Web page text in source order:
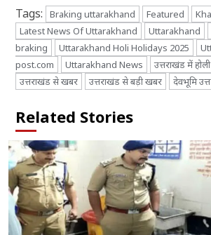
Tags: Braking uttarakhand Featured
Latest News Of Uttarakhand
Uttarakhand
braking
Uttarakhand Holi Holidays 2025
post.com
Uttarakhand News
उत्तराखंड में
उत्तराखंड से खबर
उत्तराखंड से बड़ी खबर देवभूमि
Related Stories